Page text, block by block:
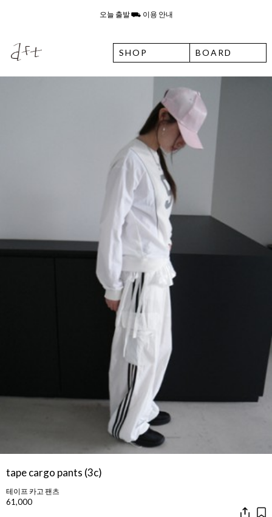
8월 6일 목요일 입고예정일 안내
SHOP BOARD
tape cargo pants (3c)
테이프 카고 팬츠
61,000